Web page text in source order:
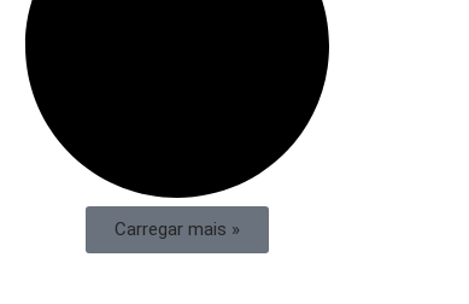
Carregar mais »